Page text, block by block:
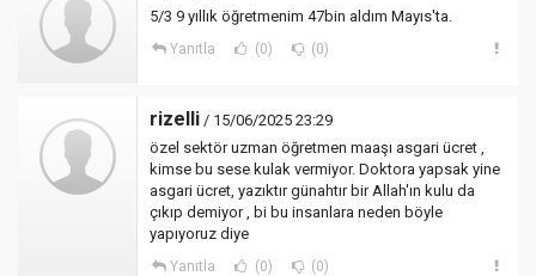
5/3 9 yıllık öğretmenim 47bin aldım Mayıs'ta.
Yanıtla (0) (0)
rizelli / 15/06/2025 23:29
özel sektör uzman öğretmen maaşı asgari ücret ,
kimse bu sese kulak vermiyor. Doktora yapsak yine
asgari ücret, yazıktır günahtır bir Allah'ın kulu da
çıkıp demiyor , bi bu insanlara neden böyle
yapıyoruz diye
Yanıtla (0) (0)